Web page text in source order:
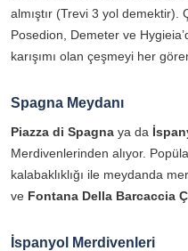
almıştır (Trevi 3 yol
Posedion, Demeter ve
karışımı olan çeşmeyi her
Spagna Meydanı
Piazza di Spagna ya da
Merdivenlerinden alıyor.
kalabaklıklığı ile meydanda
ve Fontana Della Barcaccia
İspanyol Merdivenleri